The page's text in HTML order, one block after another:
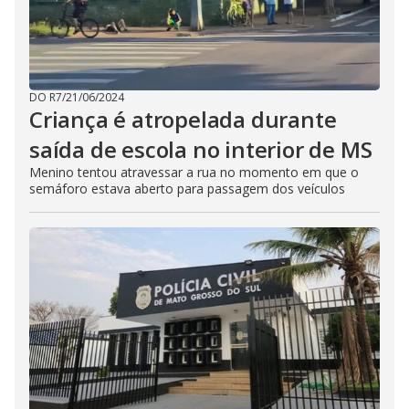
DO R7/21/06/2024
Criança é atropelada durante
saída de escola no interior de MS
Menino tentou atravessar a rua no momento em que o
semáforo estava aberto para passagem dos veículos